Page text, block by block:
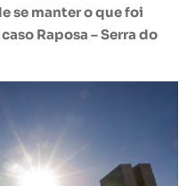
se manter o que foi
Raposa – Serra do